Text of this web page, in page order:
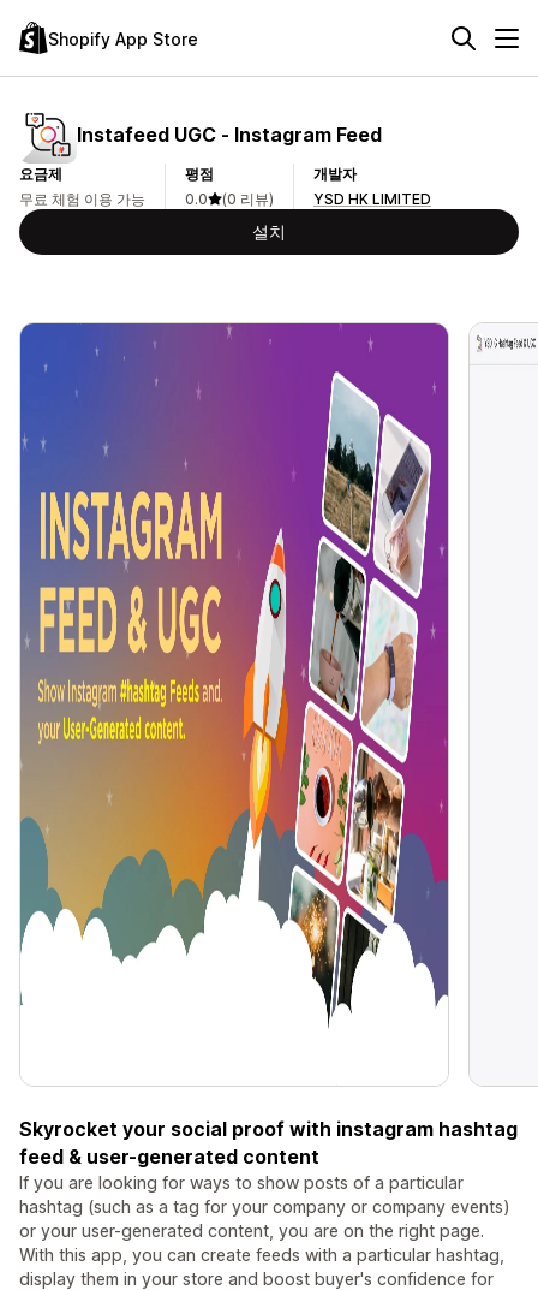
Shopify App Store
Instafeed UGC ‑ Instagram Feed
요금제
무료 체험 이용 가능
평점
0.0
(0 리뷰)
개발자
YSD HK LIMITED
설치
Skyrocket your social proof with instagram hashtag
feed & user-generated content
If you are looking for ways to show posts of a particular
hashtag (such as a tag for your company or company events)
or your user-generated content, you are on the right page.
With this app, you can create feeds with a particular hashtag,
display them in your store and boost buyer's confidence for